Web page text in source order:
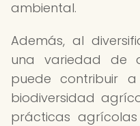
ambiental.
Además, al
una variedad de
puede contribuir
biodiversidad
prácticas